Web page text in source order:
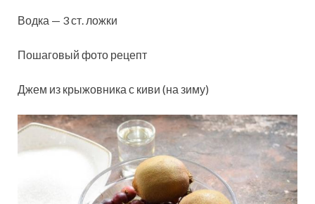
Водка — 3 ст. ложки
Пошаговый фото рецепт
Джем из крыжовника с киви (на зиму)